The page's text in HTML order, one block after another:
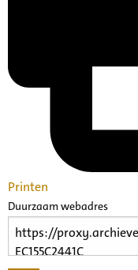
Printen
Duurzaam webadres